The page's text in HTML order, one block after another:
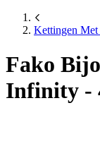
Kettingen Met
Fako
Infinity -